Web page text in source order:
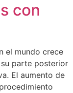
con
el mundo crece
parte posterior
El aumento de